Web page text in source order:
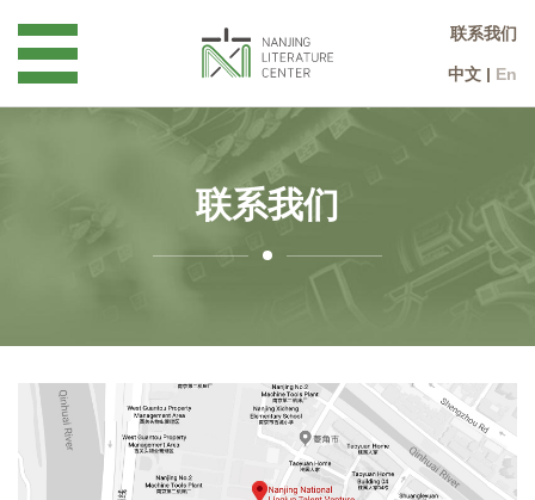
联系我们
中文 | En
联系我们